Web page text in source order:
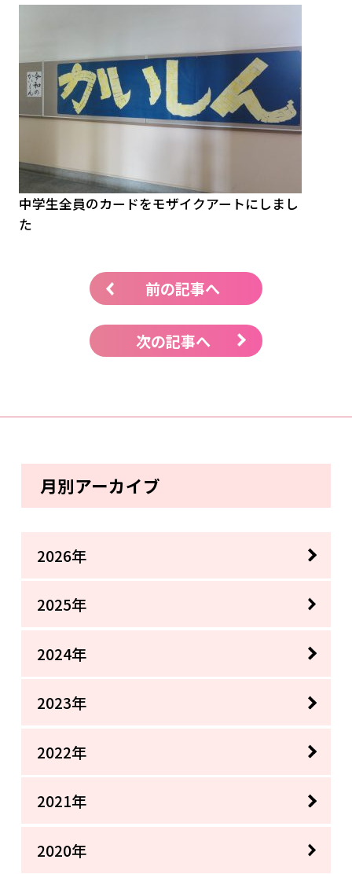
中学生全員のカードをモザイクアートにしまし
た
前の記事へ
次の記事へ
月別アーカイブ
2026年
2025年
2024年
2023年
2022年
2021年
2020年